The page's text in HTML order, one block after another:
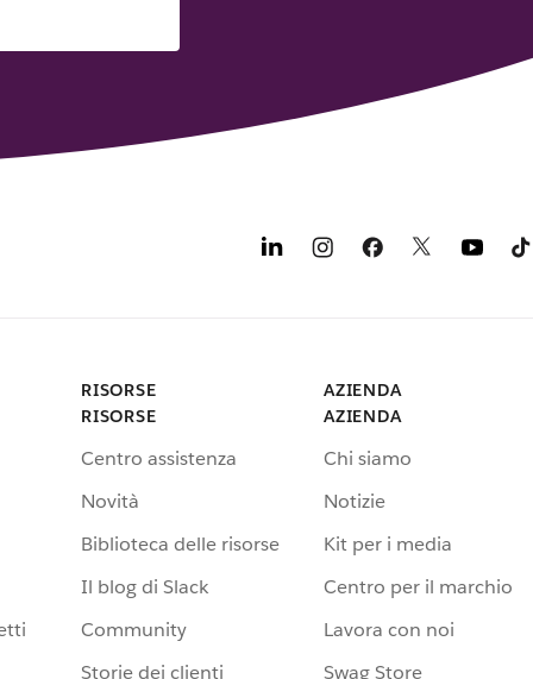
RISORSE
RISORSE
Centro assistenza
Novità
Biblioteca delle risorse
Il blog di Slack
Community
Storie dei clienti
AZIENDA
AZIENDA
Chi siamo
Notizie
Kit per i media
Centro per il marchio
Lavora con noi
Swag Store